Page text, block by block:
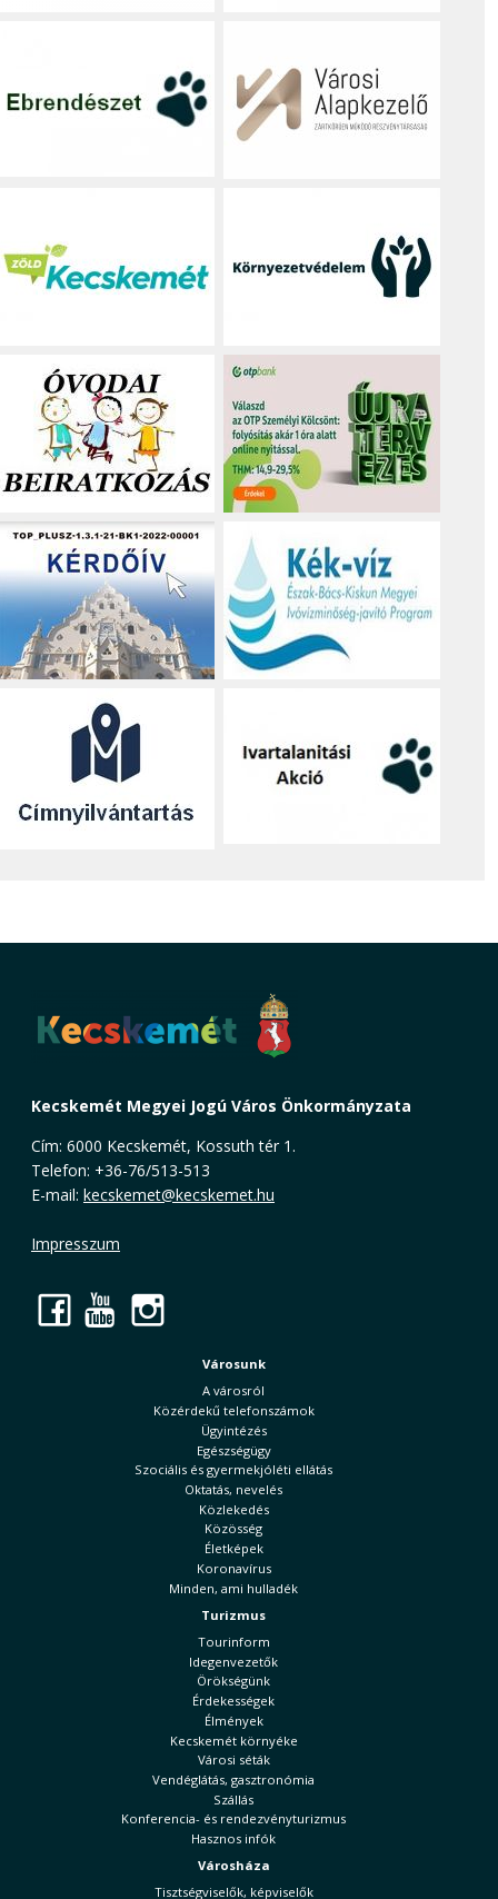
Kecskemét Megyei Jogú Város Önkormányzata
Cím: 6000 Kecskemét, Kossuth tér 1.
Telefon: +36-76/513-513
E-mail: kecskemet@kecskemet.hu
Impresszum
Facebook
YouTube
Városunk
A városról
Közérdekű telefonszámok
Ügyintézés
Egészségügy
Szociális és gyermekjóléti ellátás
Oktatás, nevelés
Közlekedés
Közösség
Életképek
Koronavírus
Minden, ami hulladék
Turizmus
Tourinform
Idegenvezetők
Örökségünk
Érdekességek
Élmények
Kecskemét környéke
Városi séták
Vendéglátás, gasztronómia
Szállás
Konferencia- és rendezvényturizmus
Hasznos infók
Városháza
Tisztségviselők, képviselők